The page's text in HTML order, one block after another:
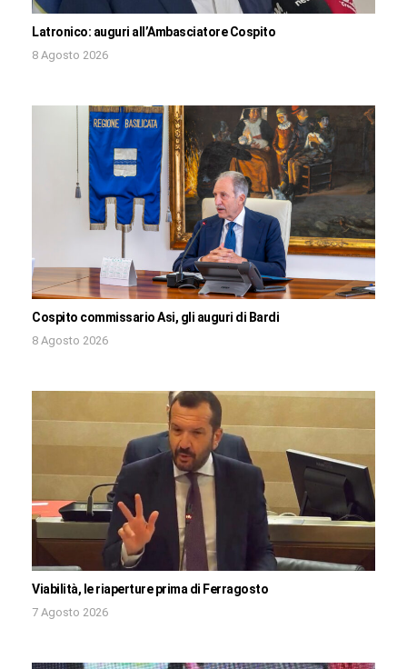
Latronico: auguri all’Ambasciatore Cospito
8 Agosto 2026
Cospito commissario Asi, gli auguri di Bardi
8 Agosto 2026
Viabilità, le riaperture prima di Ferragosto
7 Agosto 2026